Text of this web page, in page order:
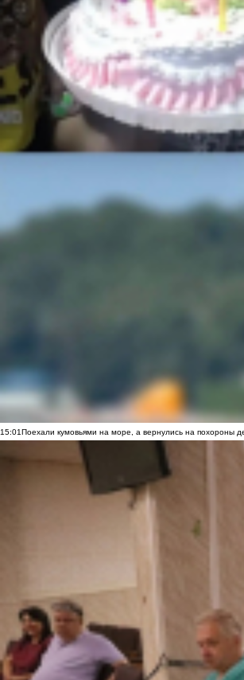
15:01Поехали кумовьями на море, а вернулись на похороны